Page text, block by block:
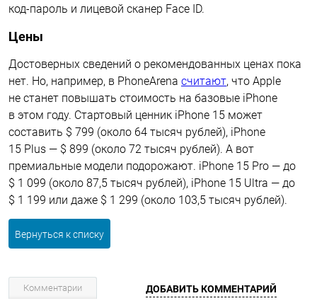
код-пароль и лицевой сканер Face ID.
Цены
Достоверных сведений о рекомендованных ценах пока
нет. Но, например, в PhoneArena считают, что Apple
не станет повышать стоимость на базовые iPhone
в этом году. Стартовый ценник iPhone 15 может
составить $ 799 (около 64 тысяч рублей), iPhone
15 Plus — $ 899 (около 72 тысяч рублей). А вот
премиальные модели подорожают. iPhone 15 Pro — до
$ 1 099 (около 87,5 тысяч рублей), iPhone 15 Ultra — до
$ 1 199 или даже $ 1 299 (около 103,5 тысяч рублей).
Вернуться к списку
Комментарии ДОБАВИТЬ КОММЕНТАРИЙ